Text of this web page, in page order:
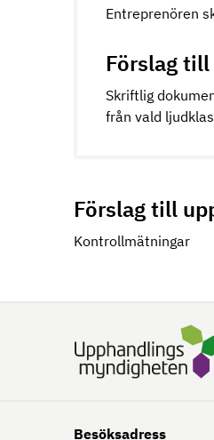
Entreprenören
Förslag
Skriftlig
från vald
Förslag till
Kontrollmätningar
Besöksadress